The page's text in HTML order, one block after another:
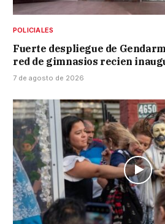
POLICIALES
Fuerte despliegue de
red de gimnasios recien
7 de agosto de 2026